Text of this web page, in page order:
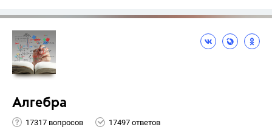
Алгебра
17317 вопросов 17497 ответов